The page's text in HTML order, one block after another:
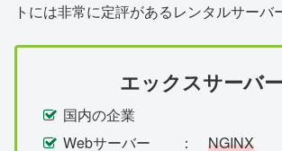
トには非常に定評があるレンタルサーバ
エックスサーバー
国内の企業
Webサーバー ： NGINX